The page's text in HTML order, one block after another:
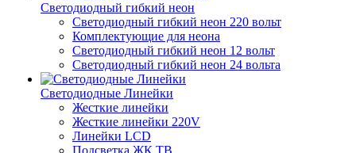
Светодиодный гибкий неон
Светодиодный гибкий неон 220 вольт
Комплектующие для неона
Светодиодный гибкий неон 12 вольт
Светодиодный гибкий неон 24 вольта
Светодиодные Линейки
Жесткие линейки
Жесткие линейки 220V
Линейки LCD
Подсветка ЖК ТВ